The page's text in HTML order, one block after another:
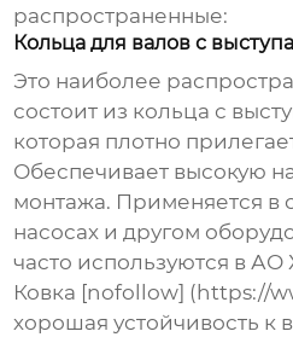
распространенные:
Кольца для валов с
Это наиболее
состоит из кольца с
которая плотно
Обеспечивает высокую
монтажа. Применяется в
насосах и другом
часто используются в АО
Ковка [nofollow] (https://
хорошая устойчивость